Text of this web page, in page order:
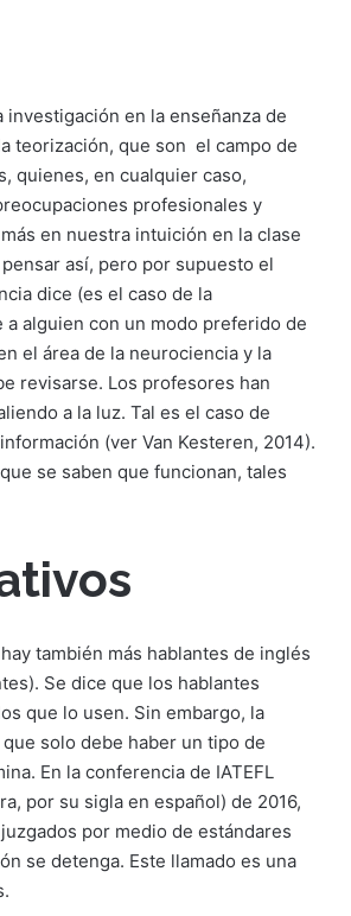
en la enseñanza de
teorización, que son el campo de
quienes, en cualquier caso,
profesionales y
en nuestra intuición en la clase
así, pero por supuesto el
dice (es el caso de la
alguien con un modo preferido de
el área de la neurociencia y la
revisarse. Los profesores han
a la luz. Tal es el caso de
(ver Van Kesteren, 2014).
se saben que funcionan, tales
también más hablantes de inglés
Se dice que los hablantes
que lo usen. Sin embargo, la
solo debe haber un tipo de
En la conferencia de IATEFL
por su sigla en español) de 2016,
por medio de estándares
se detenga. Este llamado es una